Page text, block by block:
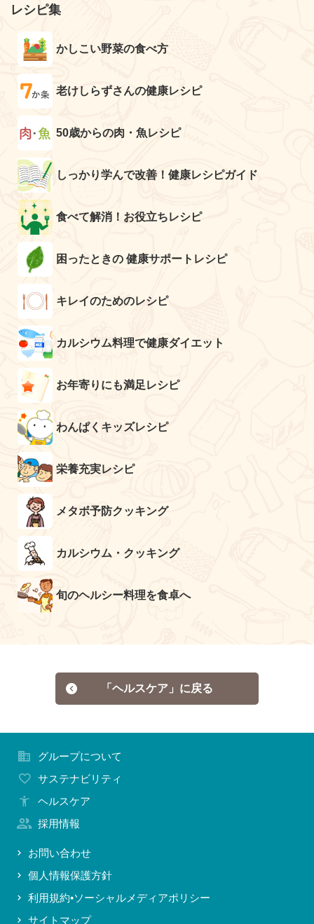
レシピ集
かしこい野菜の食べ方
老けしらずさんの健康レシピ
50歳からの肉・魚レシピ
しっかり学んで改善！健康レシピガイド
食べて解消！お役立ちレシピ
困ったときの 健康サポートレシピ
キレイのためのレシピ
カルシウム料理で健康ダイエット
お年寄りにも満足レシピ
わんぱくキッズレシピ
栄養充実レシピ
メタボ予防クッキング
カルシウム・クッキング
旬のヘルシー料理を食卓へ
「ヘルスケア」に戻る
グループについて
サステナビリティ
ヘルスケア
採用情報
お問い合わせ
個人情報保護方針
利用規約•ソーシャルメディアポリシー
サイトマップ